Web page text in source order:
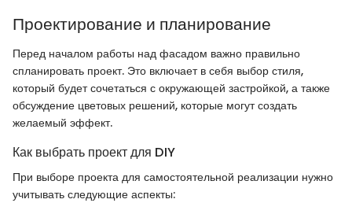
Проектирование и планирование
Перед началом работы над фасадом важно правильно
спланировать проект. Это включает в себя выбор стиля,
который будет сочетаться с окружающей застройкой, а также
обсуждение цветовых решений, которые могут создать
желаемый эффект.
Как выбрать проект для DIY
При выборе проекта для самостоятельной реализации нужно
учитывать следующие аспекты: